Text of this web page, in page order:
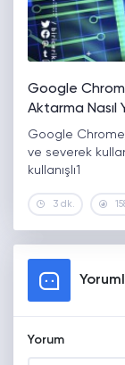
Google
Aktarma Nasıl
Google
ve severek
kullanışlı1
3 dk.
Yorum